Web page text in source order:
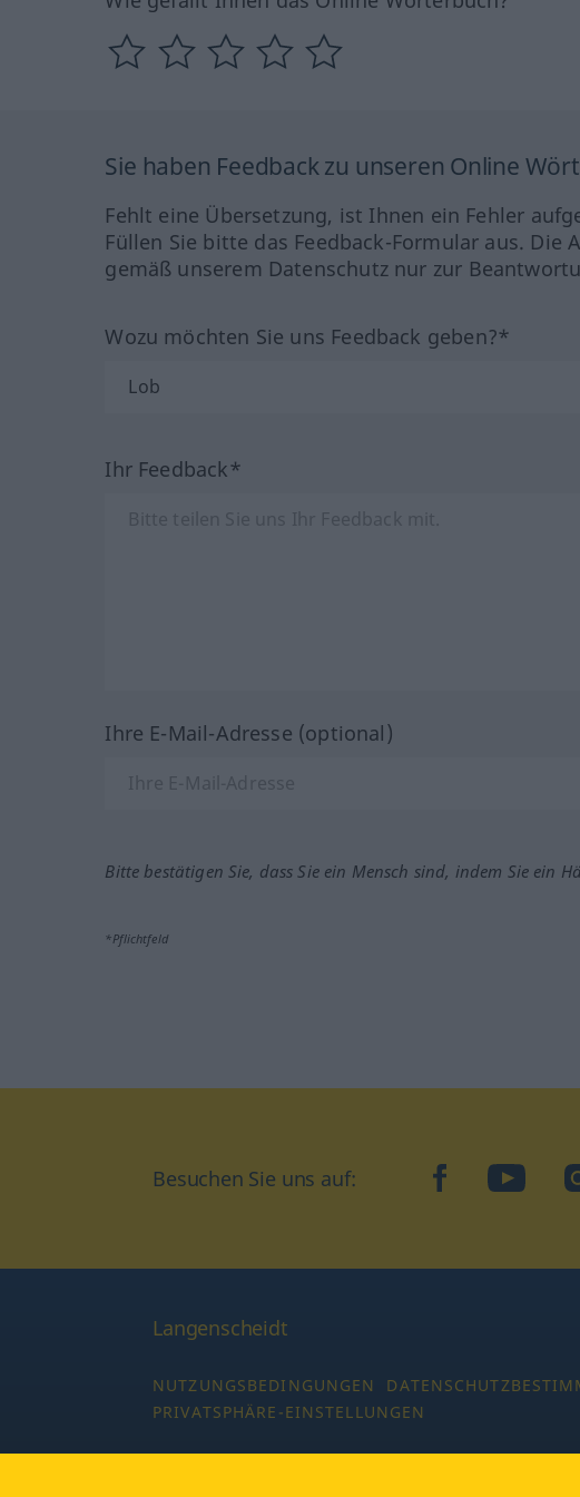
Sie haben Feedback zu unseren Online
Fehlt eine Übersetzung, ist Ihnen ein Fehler
Füllen Sie bitte das Feedback-Formular aus.
gemäß unserem Datenschutz nur zur
Wozu möchten Sie uns Feedback geben?*
Ihr Feedback*
Ihre E-Mail-Adresse (optional)
Bitte bestätigen Sie, dass Sie ein Mensch sind, indem Sie ein
*Pflichtfeld
Besuchen Sie uns auf: facebookYouTube
Langenscheidt
NUTZUNGSBEDINGUNGEN
PRIVATSPHÄRE-EINSTELLUNGEN